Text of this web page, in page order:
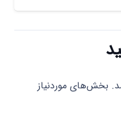
بخش‌های موردنیاز